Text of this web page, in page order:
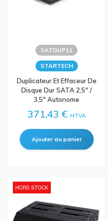
SATDUP11
STARTECH
Duplicateur Et Effaceur De
Disque Dur SATA 2,5" /
3,5" Autonome
371,43 € HTVA
HORS STOCK